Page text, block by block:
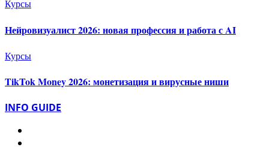
Курсы
Нейровизуалист 2026: новая профессия и работа с AI
Курсы
TikTok Money 2026: монетизация и вирусные ниши
INFO GUIDE